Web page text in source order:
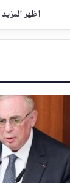
اظهر المزيد